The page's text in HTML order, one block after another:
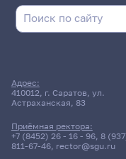
Адрес:
410012, г. Саратов, ул.
Астраханская, 83
Приёмная ректора:
+7 (8452) 26 - 16 - 96, 8
811-67-46, rector@sgu.ru